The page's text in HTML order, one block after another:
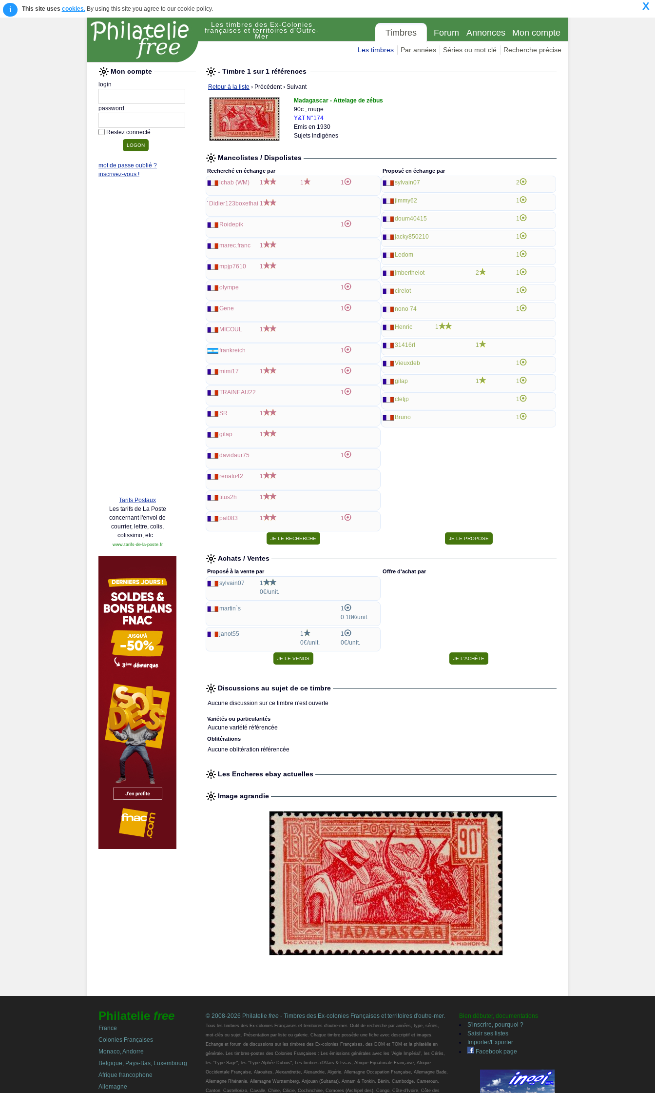
i This site uses cookies.By using this site you agree to our cookie policy. X
Les timbres des Ex-Colonies
françaises et territoires d'Outre-
Mer Timbres Forum Annonces Mon compte
Les timbres Par années Séries ou mot clé Recherche précise
Mon compte
login
password
Restez connecté
mot de passe oublié ?
inscrivez-vous !
Tarifs Postaux
Les tarifs de La Poste
concernant l'envoi de
courrier, lettre, colis,
colissimo, etc...
www.tarifs-de-la-poste.fr
- Timbre 1 sur 1 références
Retour à la liste › Précédent› Suivant
Madagascar - Attelage de zébus
90c., rouge
Y&T N°174
Emis en 1930
Sujets indigènes
Mancolistes / Dispolistes
Recherché en échange par
lchab (WM) 1 1 1
Didier123boxethai 1
Roidepik 1
marec.franc 1
mpjp7610 1
olympe 1
Gene 1
MICOUL 1
frankreich 1
mimi17 1 1
TRAINEAU22 1
SR 1
gilap 1
davidaur75 1
renato42 1
titus2h 1
pat083 1 1
Proposé en échange par
sylvain07 2
jimmy62 1
doum40415 1
jacky850210 1
Ledom 1
jmberthelot 2 1
cirelot 1
nono 74 1
Henric 1
31416rl 1
Vieuxdeb 1
gilap 1 1
cletjp 1
Bruno 1
Achats / Ventes
Proposé à la vente par
sylvain07
1
0€/unit.
martin`s
1
0.18€/unit.
janot55
1
0€/unit.
1
0€/unit.
Offre d'achat par
Discussions au sujet de ce timbre
Aucune discussion sur ce timbre n'est ouverte
Variétés ou particularités
Aucune variété référencée
Oblitérations
Aucune oblitération référencée
Les Encheres ebay actuelles
Image agrandie
Philatelie free
France
Colonies Françaises
Monaco, Andorre
Belgique, Pays-Bas, Luxembourg
Afrique francophone
Allemagne
© 2008-2026 Philatelie free - Timbres des Ex-colonies Françaises et territoires d'outre-mer.
Tous les timbres des Ex-colonies Françaises et territoires d'outre-mer. Outil de recherche par années, type, séries,
mot-clés ou sujet. Présentation par liste ou galerie. Chaque timbre possède une fiche avec descriptif et images.
Echange et forum de discussions sur les timbres des Ex-colonies Françaises, des DOM et TOM et la philatélie en
générale. Les timbres-postes des Colonies Françaises : Les émissions générales avec les "Aigle Impérial", les Cérès,
les "Type Sage", les "Type Alphée Dubois", Les timbres d'Afars & Issas, Afrique Equatoriale Française, Afrique
Occidentale Française, Alaouites, Alexandrette, Alexandrie, Algérie, Allemagne Occupation Française, Allemagne Bade,
Allemagne Rhénanie, Allemagne Wurttemberg, Anjouan (Sultanat), Annam & Tonkin, Bénin, Cambodge, Cameroun,
Canton, Castellorizo, Cavalle, Chine, Cilicie, Cochinchine, Comores (Archipel des), Congo, Côte-d'Ivoire, Côte des
Bien débuter, documentations
S'inscrire, pourquoi ?
Saisir ses listes
Importer/Exporter
Facebook page